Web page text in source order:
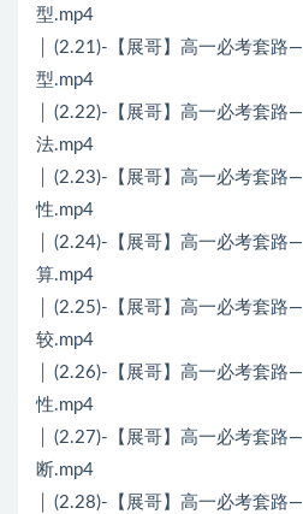
型.mp4
│ (2.21)-【展哥】高一必考套
型.mp4
│ (2.22)-【展哥】高一必考套路
法.mp4
│ (2.23)-【展哥】高一必考套
性.mp4
│ (2.24)-【展哥】高一必考套
算.mp4
│ (2.25)-【展哥】高一必考套路
较.mp4
│ (2.26)-【展哥】高一必考套
性.mp4
│ (2.27)-【展哥】高一必考套
断.mp4
│ (2.28)-【展哥】高一必考套